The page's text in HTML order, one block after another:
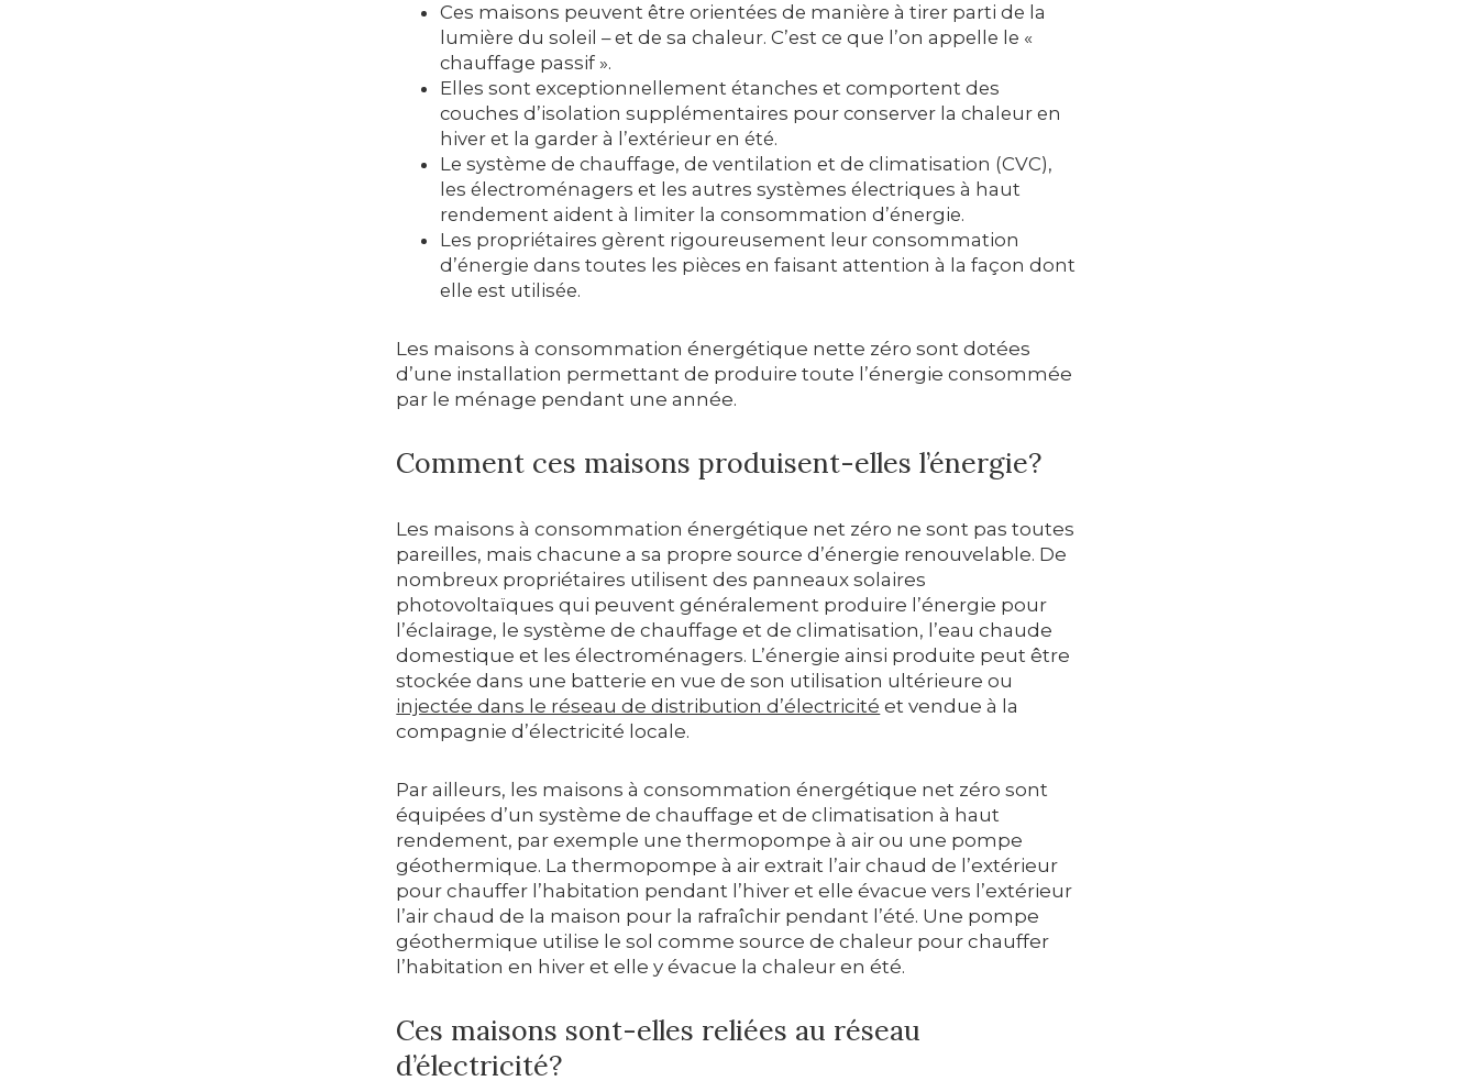
Ces maisons peuvent être orientées de manière à tirer parti de la
lumière du soleil – et de sa chaleur. C’est ce que l’on appelle le «
chauffage passif ».
Elles sont exceptionnellement étanches et comportent des
couches d’isolation supplémentaires pour conserver la chaleur en
hiver et la garder à l’extérieur en été.
Le système de chauffage, de ventilation et de climatisation (CVC),
les électroménagers et les autres systèmes électriques à haut
rendement aident à limiter la consommation d’énergie.
Les propriétaires gèrent rigoureusement leur consommation
d’énergie dans toutes les pièces en faisant attention à la façon dont
elle est utilisée.
Les maisons à consommation énergétique nette zéro sont dotées
d’une installation permettant de produire toute l’énergie consommée
par le ménage pendant une année.
Comment ces maisons produisent-elles l’énergie?
Les maisons à consommation énergétique net zéro ne sont pas toutes
pareilles, mais chacune a sa propre source d’énergie renouvelable. De
nombreux propriétaires utilisent des panneaux solaires
photovoltaïques qui peuvent généralement produire l’énergie pour
l’éclairage, le système de chauffage et de climatisation, l’eau chaude
domestique et les électroménagers. L’énergie ainsi produite peut être
stockée dans une batterie en vue de son utilisation ultérieure ou
injectée dans le réseau de distribution d’électricité et vendue à la
compagnie d’électricité locale.
Par ailleurs, les maisons à consommation énergétique net zéro sont
équipées d’un système de chauffage et de climatisation à haut
rendement, par exemple une thermopompe à air ou une pompe
géothermique. La thermopompe à air extrait l’air chaud de l’extérieur
pour chauffer l’habitation pendant l’hiver et elle évacue vers l’extérieur
l’air chaud de la maison pour la rafraîchir pendant l’été. Une pompe
géothermique utilise le sol comme source de chaleur pour chauffer
l’habitation en hiver et elle y évacue la chaleur en été.
Ces maisons sont-elles reliées au réseau
d’électricité?